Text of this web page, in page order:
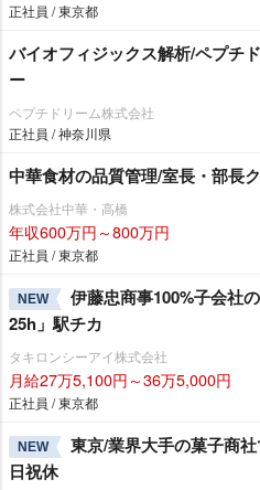
正社員 / 東京都
バイオフィジックス解析/ペプチ
ー
ペプチドリーム株式会社
正社員 / 神奈川県
中華食材の品質管理/室長・部長
株式会社中華・高橋
年収600万円～800万円
正社員 / 東京都
NEW
伊藤忠商事100%子会社
25h」駅チカ
タキロンシーアイ株式会社
月給27万5,100円～36万5,000円
正社員 / 東京都
NEW
東京/業界大手の菓子商
日祝休